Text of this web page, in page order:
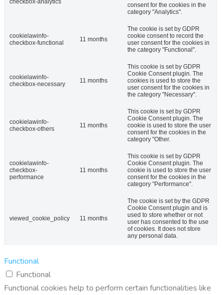
consent for the cookies in the
category "Analytics".
cookielawinfo-
checkbox-functional
11 months
The cookie is set by GDPR
cookie consent to record the
user consent for the cookies in
the category "Functional".
cookielawinfo-
checkbox-necessary
11 months
This cookie is set by GDPR
Cookie Consent plugin. The
cookies is used to store the
user consent for the cookies in
the category "Necessary".
cookielawinfo-
checkbox-others
11 months
This cookie is set by GDPR
Cookie Consent plugin. The
cookie is used to store the user
consent for the cookies in the
category "Other.
cookielawinfo-
checkbox-
performance
11 months
This cookie is set by GDPR
Cookie Consent plugin. The
cookie is used to store the user
consent for the cookies in the
category "Performance".
viewed_cookie_policy 11 months
The cookie is set by the GDPR
Cookie Consent plugin and is
used to store whether or not
user has consented to the use
of cookies. It does not store
any personal data.
Functional
Functional
Functional cookies help to perform certain functionalities like